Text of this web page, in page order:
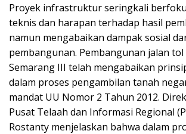
Proyek infrastruktur seringkali
teknis dan harapan terhadap hasil
namun mengabaikan dampak sosial
pembangunan. Pembangunan jalan
Semarang III telah mengabaikan
dalam proses pengambilan tanah
mandat UU Nomor 2 Tahun 2012.
Pusat Telaah dan Informasi Regional
Rostanty menjelaskan bahwa dalam